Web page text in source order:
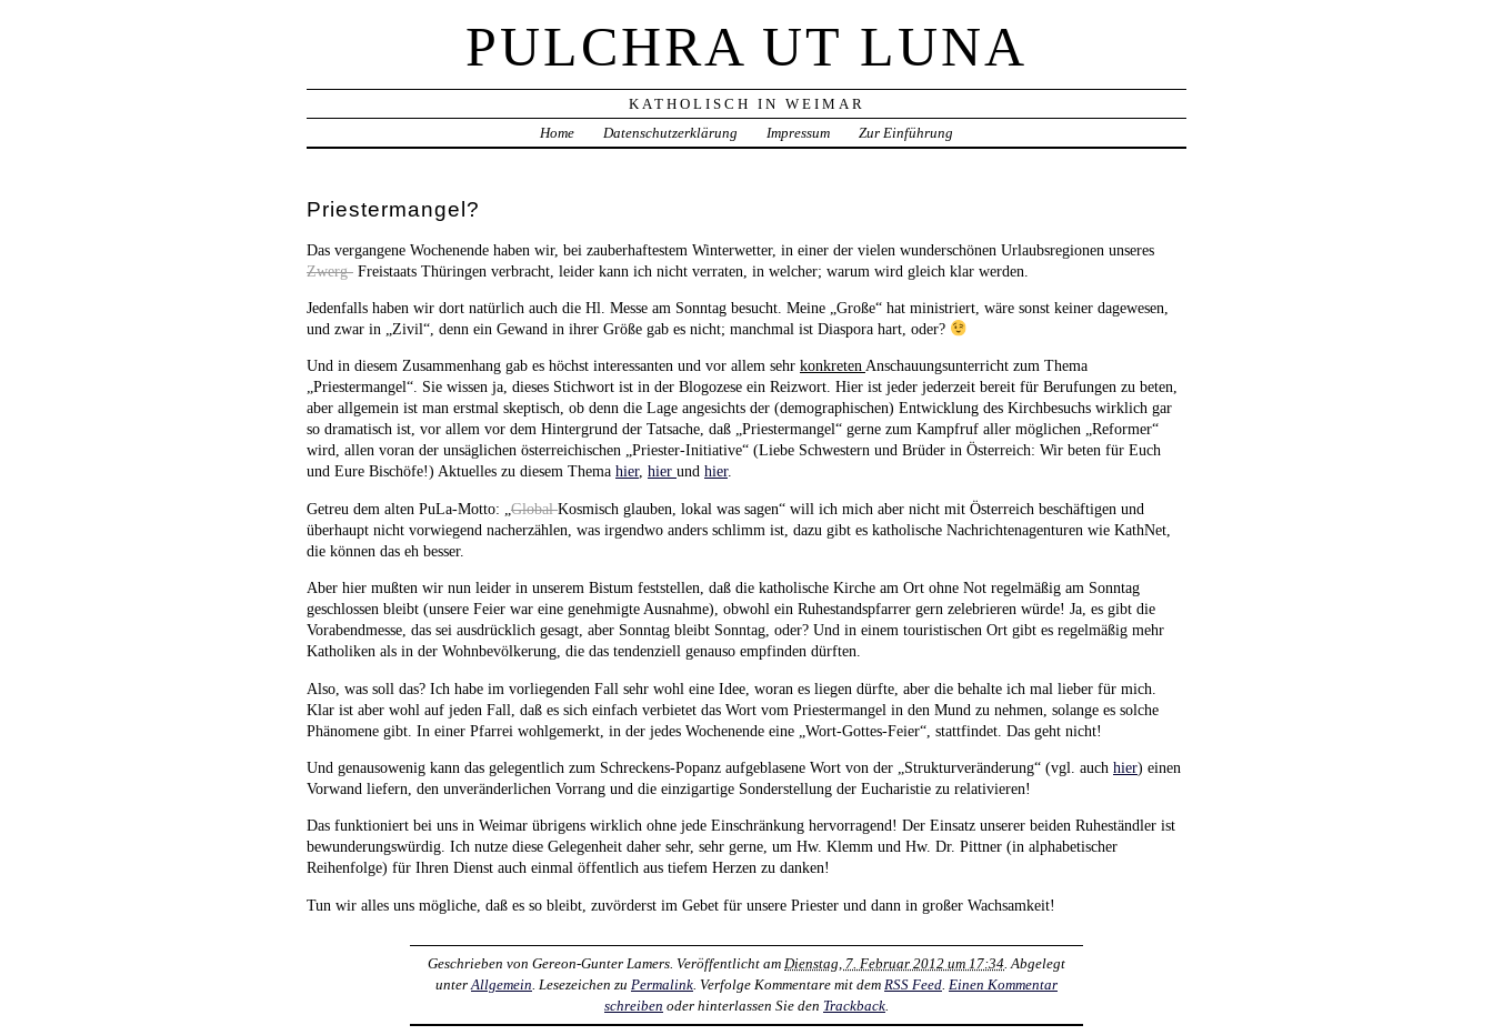
PULCHRA UT LUNA
KATHOLISCH IN WEIMAR
Home
Datenschutzerklärung Impressum Zur Einführung
Priestermangel?
Das vergangene Wochenende haben wir, bei zauberhaftestem Winterwetter, in einer der vielen wunderschönen Urlaubsregionen unseres
Zwerg- Freistaats Thüringen verbracht, leider kann ich nicht verraten, in welcher; warum wird gleich klar werden.
Jedenfalls haben wir dort natürlich auch die Hl. Messe am Sonntag besucht. Meine „Große“ hat ministriert, wäre sonst keiner dagewesen,
und zwar in „Zivil“, denn ein Gewand in ihrer Größe gab es nicht; manchmal ist Diaspora hart, oder?
Und in diesem Zusammenhang gab es höchst interessanten und vor allem sehr konkretenAnschauungsunterricht zum Thema
„Priestermangel“. Sie wissen ja, dieses Stichwort ist in der Blogozese ein Reizwort. Hier ist jeder jederzeit bereit für Berufungen zu beten,
aber allgemein ist man erstmal skeptisch, ob denn die Lage angesichts der (demographischen) Entwicklung des Kirchbesuchs wirklich gar
so dramatisch ist, vor allem vor dem Hintergrund der Tatsache, daß „Priestermangel“ gerne zum Kampfruf aller möglichen „Reformer“
wird, allen voran der unsäglichen österreichischen „Priester-Initiative“ (Liebe Schwestern und Brüder in Österreich: Wir beten für Euch
und Eure Bischöfe!) Aktuelles zu diesem Thema hier, hier und hier.
Getreu dem alten PuLa-Motto: „ GlobalKosmisch glauben, lokal was sagen“ will ich mich aber nicht mit Österreich beschäftigen und
überhaupt nicht vorwiegend nacherzählen, was irgendwo anders schlimm ist, dazu gibt es katholische Nachrichtenagenturen wie KathNet,
die können das eh besser.
Aber hier mußten wir nun leider in unserem Bistum feststellen, daß die katholische Kirche am Ort ohne Not regelmäßig am Sonntag
geschlossen bleibt (unsere Feier war eine genehmigte Ausnahme), obwohl ein Ruhestandspfarrer gern zelebrieren würde! Ja, es gibt die
Vorabendmesse, das sei ausdrücklich gesagt, aber Sonntag bleibt Sonntag, oder? Und in einem touristischen Ort gibt es regelmäßig mehr
Katholiken als in der Wohnbevölkerung, die das tendenziell genauso empfinden dürften.
Also, was soll das? Ich habe im vorliegenden Fall sehr wohl eine Idee, woran es liegen dürfte, aber die behalte ich mal lieber für mich.
Klar ist aber wohl auf jeden Fall, daß es sich einfach verbietet das Wort vom Priestermangel in den Mund zu nehmen, solange es solche
Phänomene gibt. In einer Pfarrei wohlgemerkt, in der jedes Wochenende eine „Wort-Gottes-Feier“, stattfindet. Das geht nicht!
Und genausowenig kann das gelegentlich zum Schreckens-Popanz aufgeblasene Wort von der „Strukturveränderung“ (vgl. auch hier) einen
Vorwand liefern, den unveränderlichen Vorrang und die einzigartige Sonderstellung der Eucharistie zu relativieren!
Das funktioniert bei uns in Weimar übrigens wirklich ohne jede Einschränkung hervorragend! Der Einsatz unserer beiden Ruheständler ist
bewunderungswürdig. Ich nutze diese Gelegenheit daher sehr, sehr gerne, um Hw. Klemm und Hw. Dr. Pittner (in alphabetischer
Reihenfolge) für Ihren Dienst auch einmal öffentlich aus tiefem Herzen zu danken!
Tun wir alles uns mögliche, daß es so bleibt, zuvörderst im Gebet für unsere Priester und dann in großer Wachsamkeit!
Geschrieben von Gereon-Gunter Lamers. Veröffentlicht am Dienstag, 7. Februar 2012 um 17:34. Abgelegt
unterAllgemein. Lesezeichen zu Permalink. Verfolge Kommentare mit dem RSS Feed. Einen Kommentar
schreiben oder hinterlassen Sie den Trackback.